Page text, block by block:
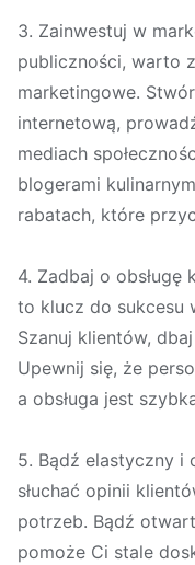
3. Zainwestuj w
publiczności, warto
marketingowe.
internetową,
mediach
blogerami
rabatach, które
4. Zadbaj o obsługę
to klucz do sukcesu
Szanuj klientów,
Upewnij się, że
a obsługa jest
5. Bądź elastyczny i
słuchać opinii
potrzeb. Bądź
pomoże Ci stale